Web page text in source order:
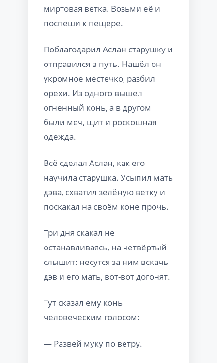
миртовая ветка. Возьми её и
поспеши к пещере.
Поблагодарил Аслан старушку и
отправился в путь. Нашёл он
укромное местечко, разбил
орехи. Из одного вышел
огненный конь, а в другом
были меч, щит и роскошная
одежда.
Всё сделал Аслан, как его
научила старушка. Усыпил мать
дэва, схватил зелёную ветку и
поскакал на своём коне прочь.
Три дня скакал не
останавливаясь, на четвёртый
слышит: несутся за ним вскачь
дэв и его мать, вот-вот догонят.
Тут сказал ему конь
человеческим голосом:
— Развей муку по ветру.